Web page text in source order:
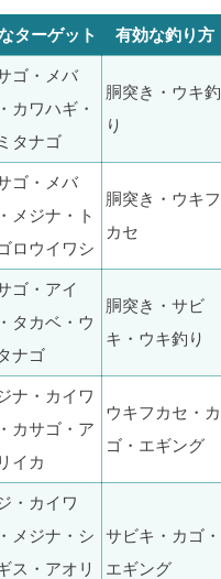
ターゲット 有効な釣り方
ゴ・メバ
カワハギ・
タナゴ
胴突き・ウキ釣
り
ゴ・メバ
メジナ・ト
ロウイワシ
胴突き・ウキフ
カセ
ゴ・アイ
タカベ・ウ
ナゴ
胴突き・サビ
キ・ウキ釣り
ナ・カイワ
カサゴ・ア
イカ
ウキフカセ・カ
ゴ・エギング
・カイワ
メジナ・シ
ス・アオリ
サビキ・カゴ・
エギング